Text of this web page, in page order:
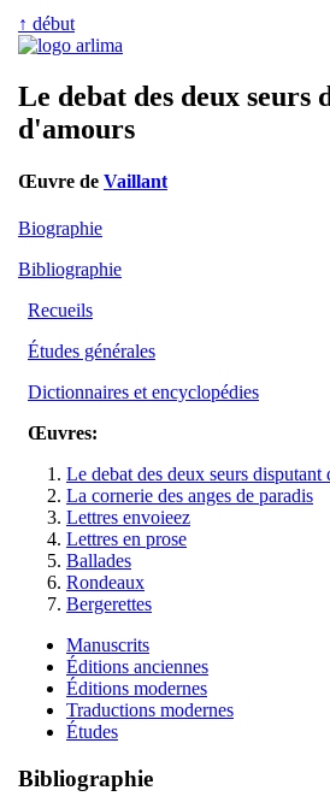
↑ début
Le debat des deux seurs
d'amours
Œuvre de Vaillant
Biographie
Bibliographie
Recueils
Études générales
Dictionnaires et encyclopédies
Œuvres:
Le debat des deux seurs disputant
La cornerie des anges de paradis
Lettres envoieez
Lettres en prose
Ballades
Rondeaux
Bergerettes
Manuscrits
Éditions anciennes
Éditions modernes
Traductions modernes
Études
Bibliographie